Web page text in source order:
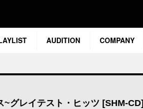
AUDITION COMPANY
~グレイテスト・ヒッツ [SHM-CD]